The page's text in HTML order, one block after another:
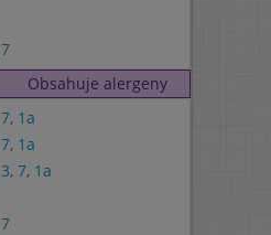
7
Obsahuje alergeny
7, 1a
7, 1a
3, 7, 1a
7